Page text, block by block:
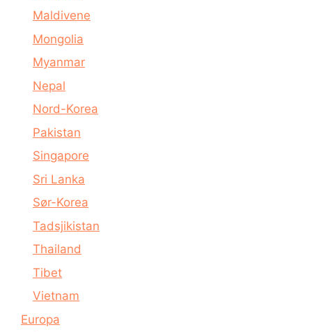
Maldivene
Mongolia
Myanmar
Nepal
Nord-Korea
Pakistan
Singapore
Sri Lanka
Sør-Korea
Tadsjikistan
Thailand
Tibet
Vietnam
Europa